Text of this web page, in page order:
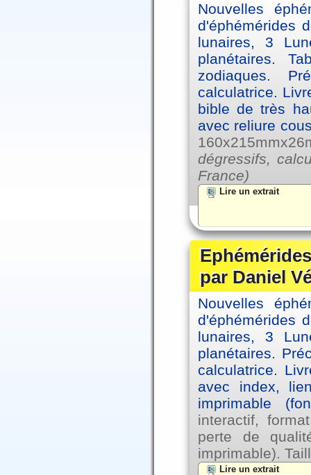
Nouvelles
d'éphémérides
lunaires, 3
planétaires.
zodiaques.
calculatrice.
bible de très
avec reliure
dégressifs,
France)
Lire un extrait
par Daniel
Nouvelles
d'éphémérides
lunaires, 3
planétaires.
calculatrice.
avec index,
imprimable
interactif,
perte de
imprimable).
Lire un extrait